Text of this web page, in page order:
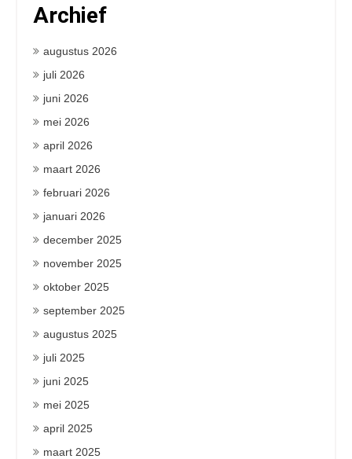
Archief
augustus 2026
juli 2026
juni 2026
mei 2026
april 2026
maart 2026
februari 2026
januari 2026
december 2025
november 2025
oktober 2025
september 2025
augustus 2025
juli 2025
juni 2025
mei 2025
april 2025
maart 2025